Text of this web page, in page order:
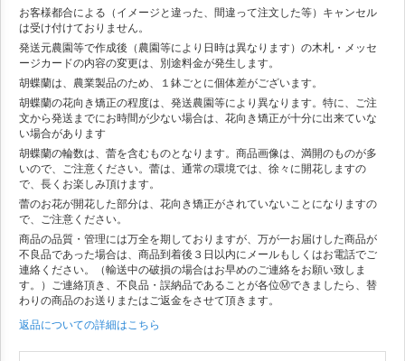
お客様都合による（イメージと違った、間違って注文した等）キャンセル
は受け付けておりません。
発送元農園等で作成後（農園等により日時は異なります）の木札・メッセ
ージカードの内容の変更は、別途料金が発生します。
胡蝶蘭は、農業製品のため、１鉢ごとに個体差がございます。
胡蝶蘭の花向き矯正の程度は、発送農園等により異なります。特に、ご注
文から発送までにお時間が少ない場合は、花向き矯正が十分に出来ていな
い場合があります
胡蝶蘭の輪数は、蕾を含むものとなります。商品画像は、満開のものが多
いので、ご注意ください。蕾は、通常の環境では、徐々に開花しますの
で、長くお楽しみ頂けます。
蕾のお花が開花した部分は、花向き矯正がされていないことになりますの
で、ご注意ください。
商品の品質・管理には万全を期しておりますが、万が一お届けした商品が
不良品であった場合は、商品到着後３日以内にメールもしくはお電話でご
連絡ください。（輸送中の破損の場合はお早めのご連絡をお願い致しま
す。）ご連絡頂き、不良品・誤納品であることが各位Ⓜできましたら、替
わりの商品のお送りまたはご返金をさせて頂きます。
返品についての詳細はこちら